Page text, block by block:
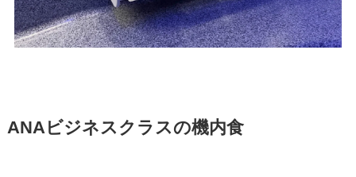
ANAビジネスクラスの機内食